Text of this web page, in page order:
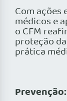
Com ações
médicos e
o CFM
proteção
prática